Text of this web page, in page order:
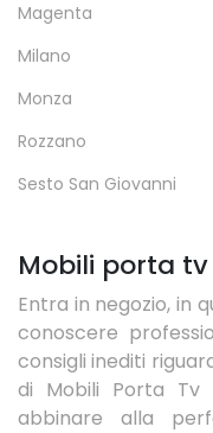
Magenta
Milano
Monza
Rozzano
Sesto San Giovanni
Mobili porta
Entra in negozio, in
conoscere
consigli inediti
di Mobili Porta Tv
abbinare alla